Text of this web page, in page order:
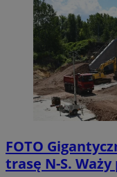
FOTO
trasę N-S.